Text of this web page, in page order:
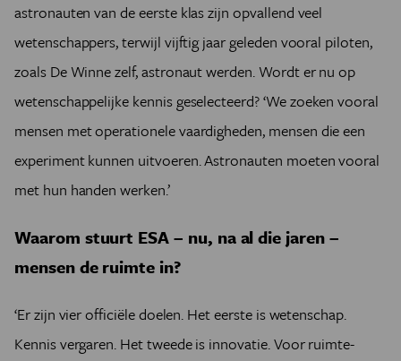
astronauten van de eerste klas zijn opvallend veel
wetenschappers, terwijl vijftig jaar geleden vooral piloten,
zoals De Winne zelf, astronaut werden. Wordt er nu op
wetenschappelijke kennis geselecteerd? ‘We zoeken vooral
mensen met operationele vaardigheden, mensen die een
experiment kunnen uitvoeren. Astronauten moeten vooral
met hun handen werken.’
Waarom stuurt ESA – nu, na al die jaren –
mensen de ruimte in?
‘Er zijn vier officiële doelen. Het eerste is wetenschap.
Kennis vergaren. Het tweede is innovatie. Voor ruimte-